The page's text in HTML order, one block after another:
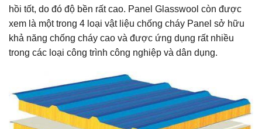
hồi tốt, do đó độ bền rất cao. Panel Glasswool còn được
xem là một trong 4 loại vật liệu chống cháy Panel sở hữu
khả năng chống cháy cao và được ứng dụng rất nhiều
trong các loại công trình công nghiệp và dân dụng.